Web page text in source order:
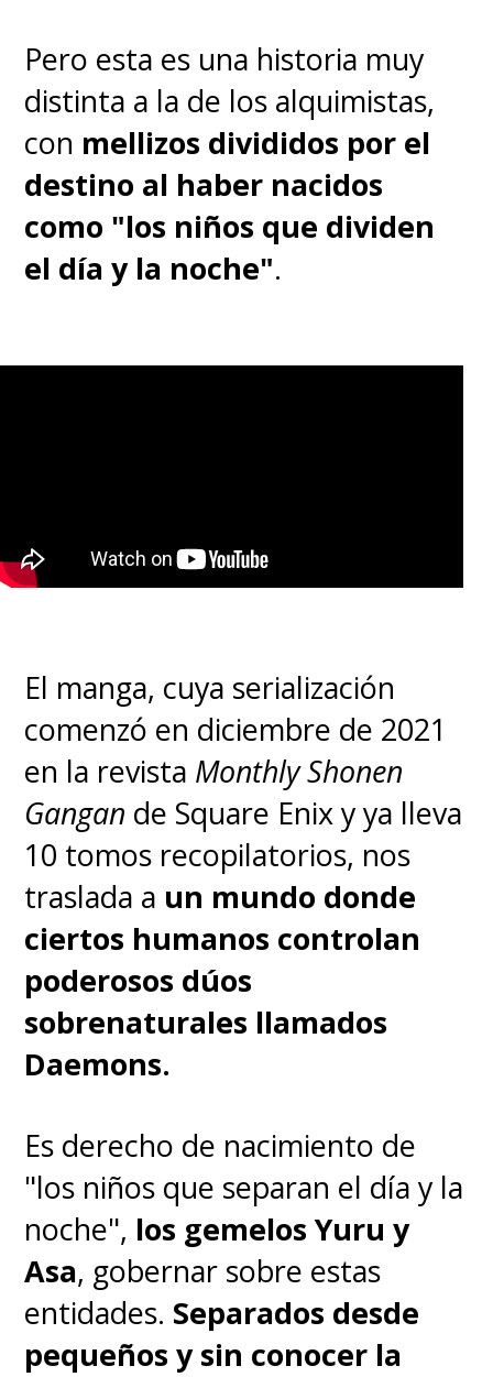
Pero esta es una historia muy
distinta a la de los alquimistas,
con mellizos divididos por el
destino al haber nacidos
como "los niños que dividen
el día y la noche".
El manga, cuya serialización
comenzó en diciembre de 2021
en la revista Monthly Shonen
Gangan de Square Enix y ya lleva
10 tomos recopilatorios, nos
traslada a un mundo donde
ciertos humanos controlan
poderosos dúos
sobrenaturales llamados
Daemons.
Es derecho de nacimiento de
"los niños que separan el día y la
noche", los gemelos Yuru y
Asa, gobernar sobre estas
entidades. Separados desde
pequeños y sin conocer la